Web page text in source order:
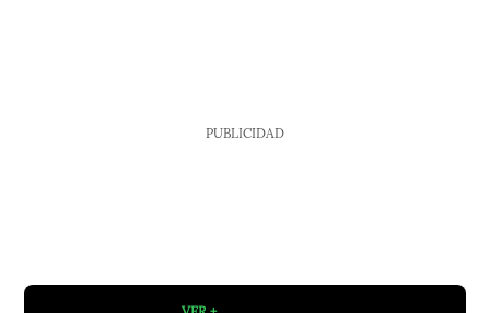
PUBLICIDAD